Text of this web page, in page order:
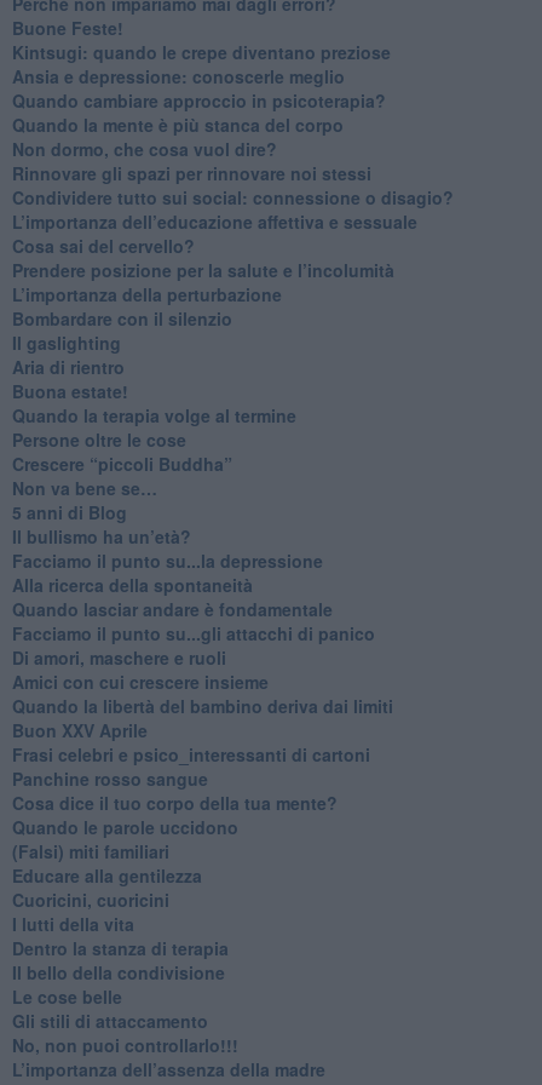
​Buone Feste!
​Kintsugi: quando le crepe diventano preziose
Ansia e depressione: conoscerle meglio
Quando cambiare approccio in psicoterapia?
​Quando la mente è più stanca del corpo
Non dormo, che cosa vuol dire?
​Rinnovare gli spazi per rinnovare noi stessi
​Condividere tutto sui social: connessione o disagio?
​L’importanza dell’educazione affettiva e sessuale
​Cosa sai del cervello?
Prendere posizione per la salute e l’incolumità
L’importanza della perturbazione
​Bombardare con il silenzio
Il gaslighting
Aria di rientro
Buona estate!
​Quando la terapia volge al termine
​Persone oltre le cose
​Crescere “piccoli Buddha”
Non va bene se…
​5 anni di Blog
​Il bullismo ha un’età?
Facciamo il punto su...la depressione
​Alla ricerca della spontaneità
​Quando lasciar andare è fondamentale
Facciamo il punto su...gli attacchi di panico
Di amori, maschere e ruoli
​Amici con cui crescere insieme
​Quando la libertà del bambino deriva dai limiti
Buon XXV Aprile
​Frasi celebri e psico_interessanti di cartoni
​Panchine rosso sangue
​Cosa dice il tuo corpo della tua mente?
​Quando le parole uccidono
​(Falsi) miti familiari
​Educare alla gentilezza
​Cuoricini, cuoricini
I lutti della vita
​Dentro la stanza di terapia
​Il bello della condivisione
Le cose belle
​Gli stili di attaccamento
No, non puoi controllarlo!!!
​L’importanza dell’assenza della madre